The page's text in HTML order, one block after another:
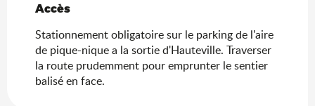
Accès
Accès
Stationnement obligatoire sur le parking de l'aire
de pique-nique a la sortie d'Hauteville. Traverser
la route prudemment pour emprunter le sentier
balisé en face.